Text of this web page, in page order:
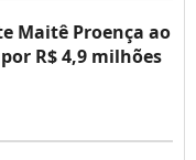
Maitê Proença ao
R$ 4,9 milhões